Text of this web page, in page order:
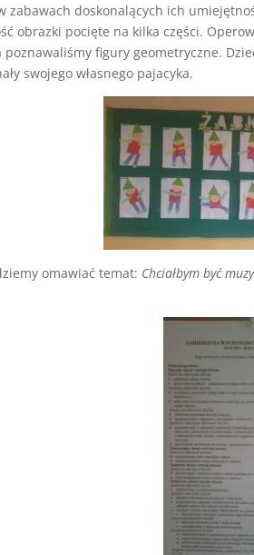
zabawach doskonalących ich
obrazki pocięte na kilka części.
figury geometryczne.
swojego własnego pajacyka.
omawiać temat: Chciałbym być